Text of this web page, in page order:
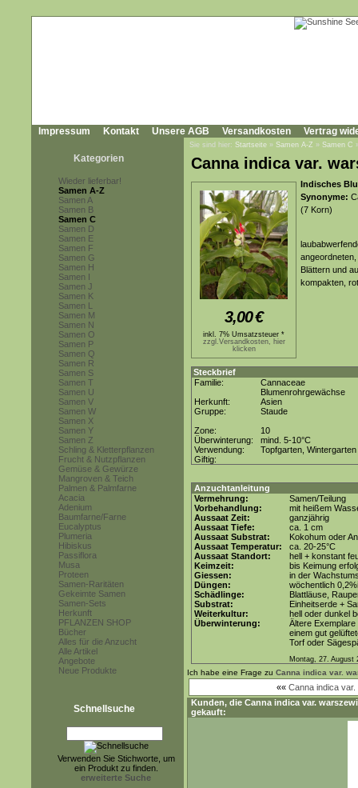
Impressum Kontakt Unsere AGB Versandkosten Vertrag
Kategorien
Wieder lieferbar!
Samen A-Z
Samen A
Samen B
Samen C
Samen D
Samen E
Samen F
Samen G
Samen H
Samen I
Samen J
Samen K
Samen L
Samen M
Samen N
Samen O
Samen P
Samen Q
Samen R
Samen S
Samen T
Samen U
Samen V
Samen W
Samen X
Samen Y
Samen Z
Schling & Kletterpflanzen
Frucht & Nutzpflanzen
Gemüse & Gewürze
Mangroven & Teich
Palmen & Palmfarne
Acacia
Adenium
Baumfarne/Farne
Eucalyptus
Plumeria
Hibiskus
Passiflora
Musa
Proteen
Samen-Raritäten
Gekeimte Samen
Samen-Sets
Herkunft
PFLANZEN SHOP
Bücher
Alles für die Anzucht
Alle Artikel
Angebote
Neue Produkte
Schnellsuche
Verwenden Sie Stichworte, um
ein Produkt zu finden.
erweiterte Suche
Sie sind hier: Startseite » Samen A-Z » Samen C
Canna indica var.
3,00€
inkl. 7% Umsatzsteuer *
zzgl.Versandkosten, hier
klicken
Indisches
Synonyme:
(7 Korn)
Blättern und
kompakten,
Steckbrief
Familie:
Cannaceae
Blumenrohrgewächse
Herkunft:
Asien
Gruppe:
Staude
Zone:
10
Überwinterung:
mind. 5-10°C
Verwendung:
Topfgarten, Wintergarten
Giftig:
Anzuchtanleitung
Vermehrung:
Samen/Teilung
Vorbehandlung:
mit heißem
Aussaat Zeit:
ganzjährig
Aussaat Tiefe:
ca. 1 cm
Aussaat Substrat:
Kokohum oder
Aussaat Temperatur:
ca. 20-25°C
Aussaat Standort:
hell + konstant
Keimzeit:
bis Keimung
Giessen:
in der
Düngen:
wöchentlich
Schädlinge:
Blattläuse,
Substrat:
Einheitserde +
Weiterkultur:
hell oder dunkel
Überwinterung:
Ältere
einem gut
Torf oder
Montag, 27. August
Ich habe eine Frage zu Canna indica var.
«« Canna indica var.
Kunden, die Canna indica var.
gekauft: